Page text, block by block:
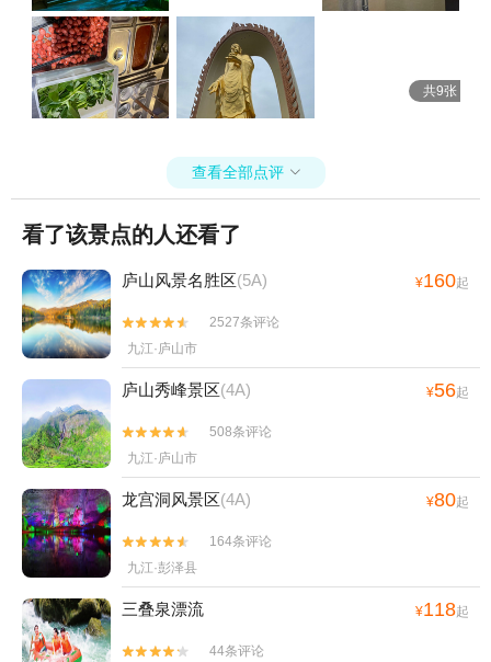
共9张
查看全部点评 
看了该景点的人还看了
庐山风景名胜区(5A) ¥160起


2527条评论
九江·庐山市
庐山秀峰景区(4A) ¥56起


508条评论
九江·庐山市
龙宫洞风景区(4A) ¥80起


164条评论
九江·彭泽县
三叠泉漂流 ¥118起

 44条评论